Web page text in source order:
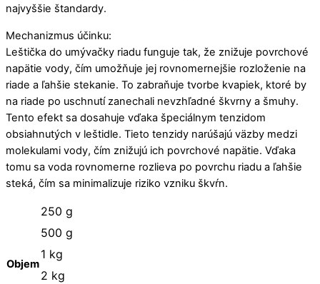
najvyššie štandardy.
Mechanizmus účinku:
Leštička do umývačky riadu funguje tak, že znižuje povrchové
napätie vody, čím umožňuje jej rovnomernejšie rozloženie na
riade a ľahšie stekanie. To zabraňuje tvorbe kvapiek, ktoré by
na riade po uschnutí zanechali nevzhľadné škvrny a šmuhy.
Tento efekt sa dosahuje vďaka špeciálnym tenzidom
obsiahnutých v leštidle. Tieto tenzidy narúšajú väzby medzi
molekulami vody, čím znižujú ich povrchové napätie. Vďaka
tomu sa voda rovnomerne rozlieva po povrchu riadu a ľahšie
steká, čím sa minimalizuje riziko vzniku škvŕn.
Objem
250 g
500 g
1 kg
2 kg